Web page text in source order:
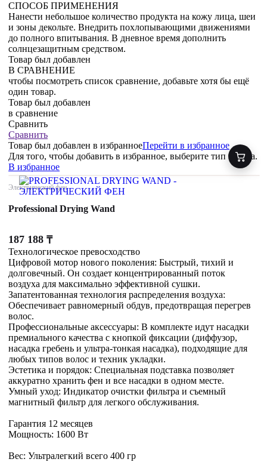
СПОСОБ ПРИМЕНЕНИЯ
Нанести небольшое количество продукта на кожу лица, шеи
и зоны декольте. Внедрить похлопывающими движениями
до полного впитывания. В дневное время дополнить
солнцезащитным средством.
Товар был добавлен
В СРАВНЕНИЕ
чтобы посмотреть список сравнение, добавьте хотя бы ещё
один товар.
Товар был добавлен
в сравнение
Сравнить
Сравнить
Товар был добавлен в избранноеПерейти в избранное
Для того, чтобы добавить в избранное, выберите тип товара.
В избранное
Электрический фен
Professional Drying Wand
187 188 ₸
Технологическое превосходство
Цифровой мотор нового поколения: Быстрый, тихий и
долговечный. Он создает концентрированный поток
воздуха для максимально эффективной сушки.
Запатентованная технология распределения воздуха:
Обеспечивает равномерный обдув, предотвращая перегрев
волос.
Профессиональные аксессуары: В комплекте идут насадки
премиального качества с кнопкой фиксации (диффузор,
насадка гребень и ультра-тонкая насадка), подходящие для
любых типов волос и техник укладки.
Эстетика и порядок: Специальная подставка позволяет
аккуратно хранить фен и все насадки в одном месте.
Умный уход: Индикатор очистки фильтра и съемный
магнитный фильтр для легкого обслуживания.
Гарантия 12 месяцев
Мощность: 1600 Вт
Вес: Ультралегкий всего 400 гр